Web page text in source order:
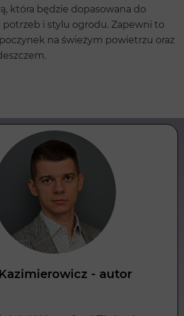
która będzie dopasowana do
i stylu ogrodu. Zapewni to
na świeżym powietrzu oraz
- autor